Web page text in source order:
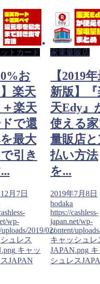
トカード
お
楽天
楽天
で還
最大
引き
月7日
wp-
2019/02/
ュレス
キャッ
JAPAN
家電量販店
【2019
新版】
天Edy』
使える
量販店
払い方法
を...
2019年7月8日
hodaka
https://cashless-
japan.net/wp-
content/
キャッシュレ
JAPAN.png
シュレス